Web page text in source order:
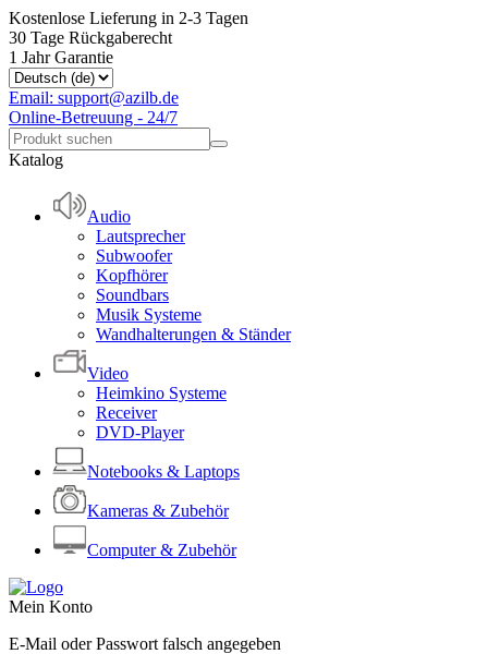
Kostenlose Lieferung in 2-3 Tagen
30 Tage Rückgaberecht
1 Jahr Garantie
Email: support@azilb.de
Online-Betreuung - 24/7
Katalog
Audio
Lautsprecher
Subwoofer
Kopfhörer
Soundbars
Musik Systeme
Wandhalterungen & Ständer
Video
Heimkino Systeme
Receiver
DVD-Player
Notebooks & Laptops
Kameras & Zubehör
Computer & Zubehör
Mein Konto
E-Mail oder Passwort falsch angegeben